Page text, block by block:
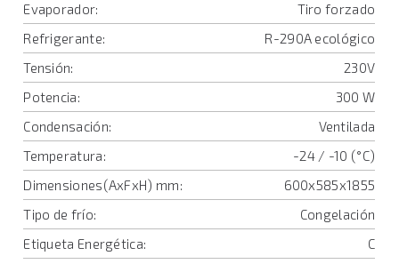
Evaporador:
Tiro forzado
Refrigerante:
R-290A ecológico
Tensión:
230V
Potencia:
300 W
Condensación:
Ventilada
Temperatura:
-24 / -10 (°C)
Dimensiones(AxFxH) mm:
600x585x1855
Tipo de frío:
Congelación
Etiqueta Energética:
C